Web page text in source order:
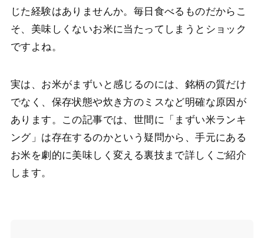
じた経験はありませんか。毎日食べるものだからこ
そ、美味しくないお米に当たってしまうとショック
ですよね。
実は、お米がまずいと感じるのには、銘柄の質だけ
でなく、保存状態や炊き方のミスなど明確な原因が
あります。この記事では、世間に「まずい米ランキ
ング」は存在するのかという疑問から、手元にある
お米を劇的に美味しく変える裏技まで詳しくご紹介
します。